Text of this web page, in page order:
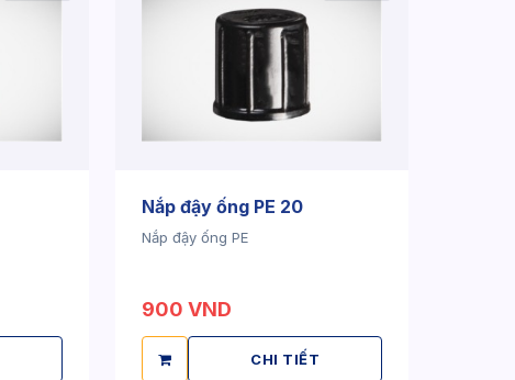
Nắp đậy ống PE 20
Nắp đậy ống PE
900 VND
CHI TIẾT